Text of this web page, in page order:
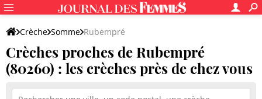
Crèche Somme Rubempré
Crèches proches de Rubempré
(80260) : les crèches près de chez vous